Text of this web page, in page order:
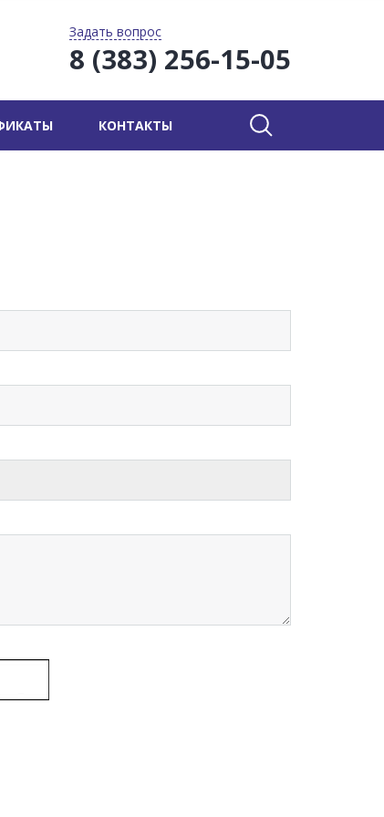
Задать вопрос
8 (383) 256-15-05
КОНТАКТЫ